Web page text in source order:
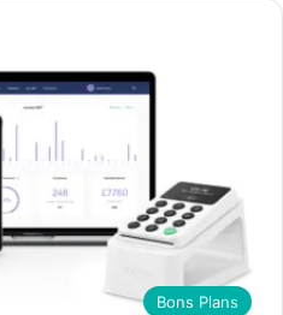
Bons Plans